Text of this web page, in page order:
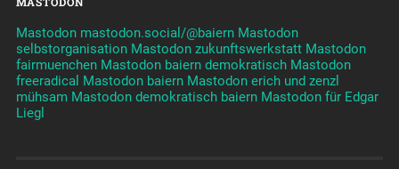
Mastodon mastodon.social/@baiern Mastodon
selbstorganisation Mastodon zukunftswerkstatt Mastodon
fairmuenchen Mastodon baiern demokratisch Mastodon
freeradical Mastodon baiern Mastodon erich und zenzl
mühsam Mastodon demokratisch baiern Mastodon für Edgar
Liegl